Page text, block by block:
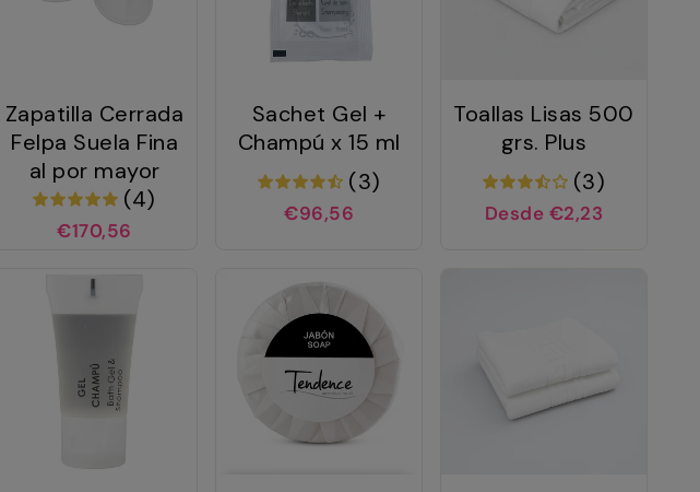
Zapatilla Cerrada
Felpa Suela Fina
al por mayor
(4)
€170,56
Sachet Gel +
Champú x 15 ml
(3)
€96,56
Toallas Lisas 500
grs. Plus
(3)
Desde €2,23